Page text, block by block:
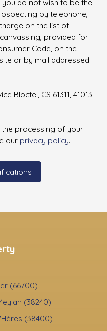
you do not wish to be the
by telephone,
on the list of
provided for
Code, on the
or by mail addressed
Bloctel, CS 61311, 41013
processing of your
our privacy policy.
(66700)
(38240)
(38400)